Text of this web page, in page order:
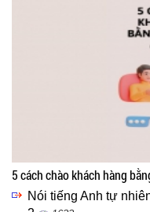
5 cách chào khách hàng
Nói tiếng Anh tự